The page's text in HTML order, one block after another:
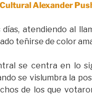
Alexander
días, atendiendo al
teñirse de color
se centra en lo
se vislumbra la
de los que